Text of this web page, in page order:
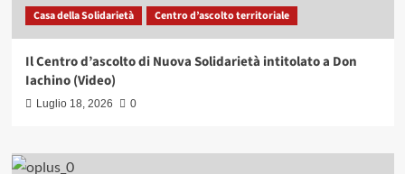
Casa della Solidarietà Centro d’ascolto territoriale
Il Centro d’ascolto di Nuova Solidarietà intitolato a Don
Iachino (Video)
Luglio 18, 2026 0